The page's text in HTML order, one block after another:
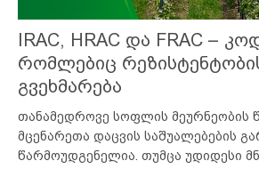
IRAC, HRAC და FRAC –
რომლებიც
გვეხმარება
თანამედროვე სოფლის მეურნეობის
მცენარეთა დაცვის საშუალებების
წარმოუდგენელია. თუმცა უდიდესი